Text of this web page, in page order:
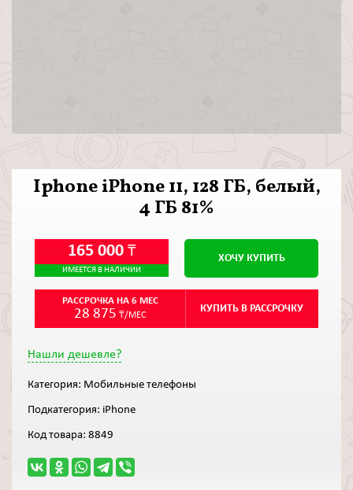
Iphone iPhone 11, 128 ГБ, белый,
4 ГБ 81%
165 000 ₸
ИМЕЕТСЯ В НАЛИЧИИ
ХОЧУ КУПИТЬ
РАССРОЧКА НА 6 МЕС
28 875 ₸/МЕС
КУПИТЬ В РАССРОЧКУ
Нашли дешевле?
Категория: Мобильные телефоны
Подкатегория: iPhone
Код товара: 8849